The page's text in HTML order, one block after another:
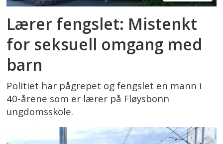
Lærer fengslet: Mistenkt
for seksuell omgang med
barn
Politiet har pågrepet og fengslet en mann i
40-årene som er lærer på Fløysbonn
ungdomsskole.